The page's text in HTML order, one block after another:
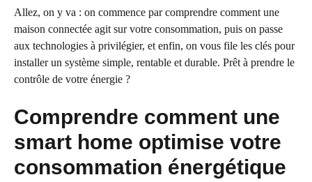
Allez, on y va : on commence par comprendre comment une
maison connectée agit sur votre consommation, puis on passe
aux technologies à privilégier, et enfin, on vous file les clés pour
installer un système simple, rentable et durable. Prêt à prendre le
contrôle de votre énergie ?
Comprendre comment une
smart home optimise votre
consommation énergétique